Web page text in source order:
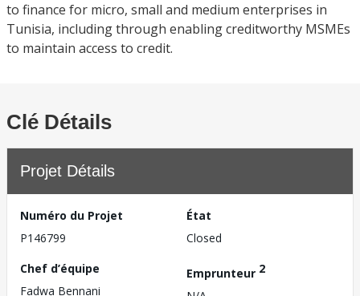
to finance for micro, small and medium enterprises in
Tunisia, including through enabling creditworthy MSMEs
to maintain access to credit.
Clé Détails
Projet Détails
Numéro du Projet
P146799
État
Closed
Chef d’équipe
Fadwa Bennani
Emprunteur 2